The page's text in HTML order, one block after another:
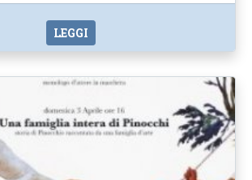
LEGGI